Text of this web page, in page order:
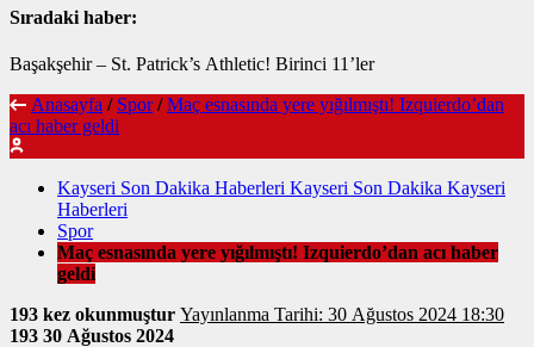
Sıradaki haber:
Başakşehir – St. Patrick’s Athletic! Birinci 11’ler
Anasayfa / Spor / Maç esnasında yere yığılmıştı! Izquierdo’dan
acı haber geldi
Kayseri Son Dakika Haberleri Kayseri Son Dakika Kayseri
Haberleri
Spor
Maç esnasında yere yığılmıştı! Izquierdo’dan acı haber
geldi
193 kez okunmuştur
Yayınlanma Tarihi: 30 Ağustos 2024 18:30
193 30 Ağustos 2024